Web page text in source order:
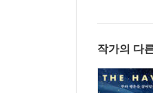
작가의 다